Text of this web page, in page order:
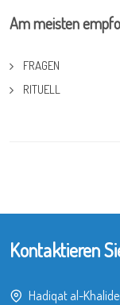
Am meisten
FRAGEN
RITUELL
Kontaktieren
Hadiqat al-